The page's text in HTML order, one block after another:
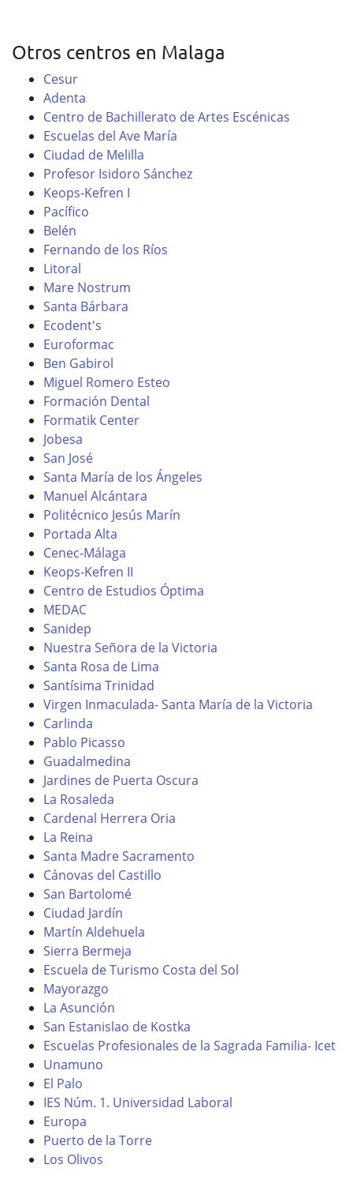
Otros centros en Malaga
Cesur
Adenta
Centro de Bachillerato de Artes Escénicas
Escuelas del Ave María
Ciudad de Melilla
Profesor Isidoro Sánchez
Keops-Kefren I
Pacífico
Belén
Fernando de los Ríos
Litoral
Mare Nostrum
Santa Bárbara
Ecodent's
Euroformac
Ben Gabirol
Miguel Romero Esteo
Formación Dental
Formatik Center
Jobesa
San José
Santa María de los Ángeles
Manuel Alcántara
Politécnico Jesús Marín
Portada Alta
Cenec-Málaga
Keops-Kefren II
Centro de Estudios Óptima
MEDAC
Sanidep
Nuestra Señora de la Victoria
Santa Rosa de Lima
Santísima Trinidad
Virgen Inmaculada- Santa María de la Victoria
Carlinda
Pablo Picasso
Guadalmedina
Jardines de Puerta Oscura
La Rosaleda
Cardenal Herrera Oria
La Reina
Santa Madre Sacramento
Cánovas del Castillo
San Bartolomé
Ciudad Jardín
Martín Aldehuela
Sierra Bermeja
Escuela de Turismo Costa del Sol
Mayorazgo
La Asunción
San Estanislao de Kostka
Escuelas Profesionales de la Sagrada Familia- Icet
Unamuno
El Palo
IES Núm. 1. Universidad Laboral
Europa
Puerto de la Torre
Los Olivos